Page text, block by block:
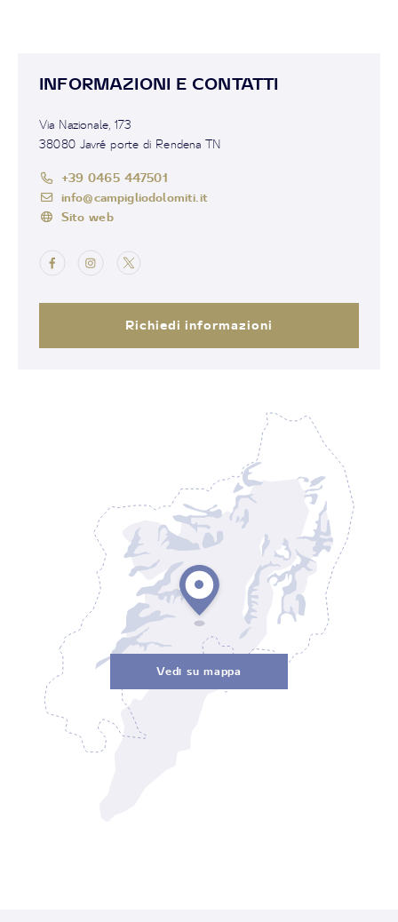
INFORMAZIONI E CONTATTI
Via Nazionale, 173
38080 Javré porte di Rendena TN
+39 0465 447501
info@campigliodolomiti.it
Sito web
Richiedi informazioni
Vedi su mappa